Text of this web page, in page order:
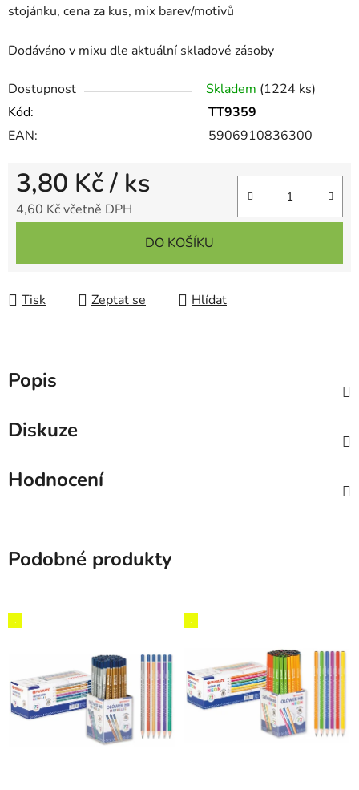
stojánku, cena za kus, mix barev/motivů
Dodáváno v mixu dle aktuální skladové zásoby
Dostupnost Skladem (1224 ks)
Kód:
TT9359
EAN:
5906910836300
3,80 Kč/ ks
4,60 Kč včetně DPH
DO KOŠÍKU
Tisk Zeptat se Hlídat
Popis
Diskuze
Hodnocení
Podobné produkty
, ,